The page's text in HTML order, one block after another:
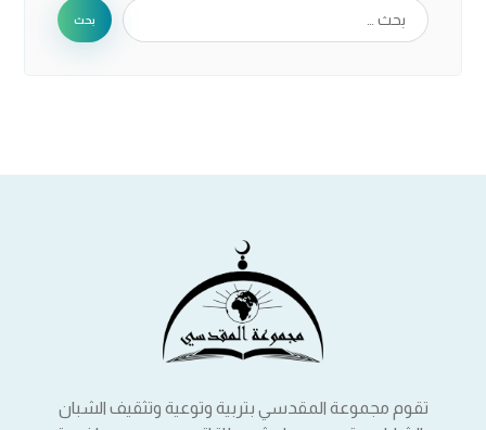
بحث
تقوم مجموعة المقدسي بتربية وتوعية وتثقيف الشبان